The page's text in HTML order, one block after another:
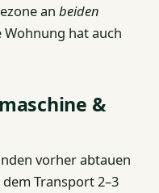
an beiden
Wohnung hat auch
&
vorher abtauen
Transport 2–3